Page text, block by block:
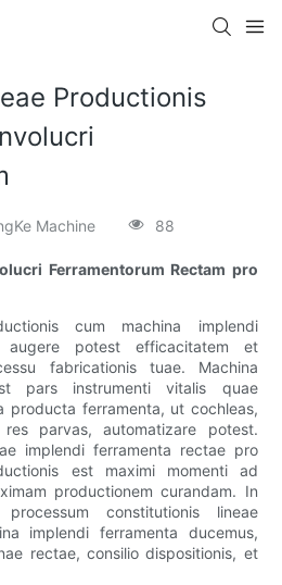
Productionis
Machine 88
Ferramentorum Rectam pro
cum machina implendi
augere potest efficacitatem et
fabricationis tuae. Machina
pars instrumenti vitalis quae
producta ferramenta, ut cochleas,
parvas, automatizare potest.
implendi ferramenta rectae pro
est maximi momenti ad
productionem curandam. In
constitutionis lineae
implendi ferramenta ducemus,
rectae, consilio dispositionis, et